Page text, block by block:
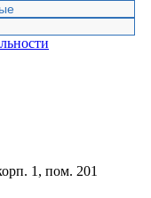
1, пом. 201